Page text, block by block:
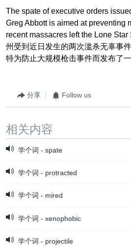
The spate of executive orders
Greg Abbott is aimed at preventing
recent massacres left the Lone
州受到近日发生的两次滥杀无辜事
特为防止大规模枪击事件而发布了
分享 Follow us
相关内容
学个词 - spate
学个词 - protracted
学个词 - mired
学个词 - xenophobic
学个词 - projectile